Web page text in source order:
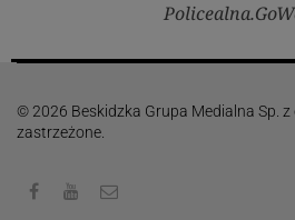
© 2026 Beskidzka Grupa Medialna Sp.
zastrzeżone.